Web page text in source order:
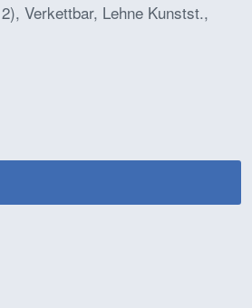
Verkettbar, Lehne Kunstst.,